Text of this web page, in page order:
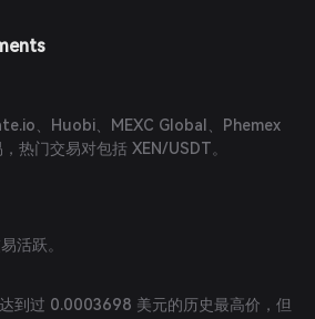
、Huobi、MEXC Global、Phemex
热门交易对包括 XEN/USDT。
活跃。
到过 0.0003698 美元的历史最高价，但